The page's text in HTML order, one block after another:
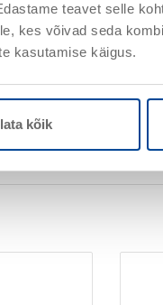
teavet selle
kes võivad seda
kasutamise käigus.
kõik
ja Deck OS 8 classic-
II ja OS 11b-II-
süsteemis, juhindudes
kavand)